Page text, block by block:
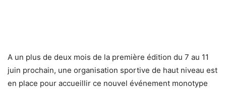
A un plus de deux mois de la première édition du 7 au 11
juin prochain, une organisation sportive de haut niveau est
en place pour accueillir ce nouvel événement monotype